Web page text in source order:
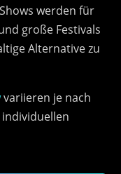
werden für
große Festivals
Alternative zu
variieren je nach